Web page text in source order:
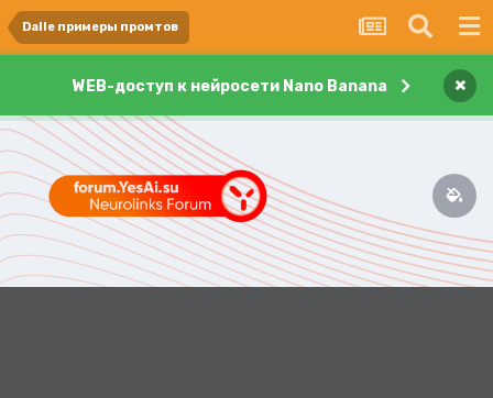
Dalle примеры промтов
WEB-доступ к нейросети Nano Banana ×